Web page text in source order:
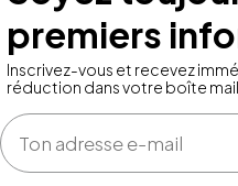
premiers
Inscrivez-vous et recevez
réduction dans votre boîte mail
Email